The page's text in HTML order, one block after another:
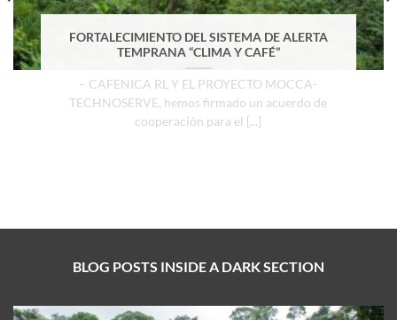
FORTALECIMIENTO DEL SISTEMA DE ALERTA
TEMPRANA “CLIMA Y CAFÉ”
– CAFENICA RL Y EL PROYECTO MOCCA-
TECHNOSERVE, hemos firmado un acuerdo de
cooperación para el [...]
BLOG POSTS INSIDE A DARK SECTION